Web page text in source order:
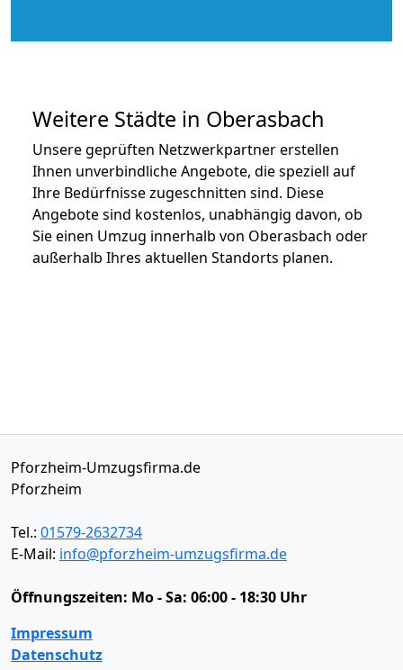
Weitere Städte in Oberasbach
Unsere geprüften Netzwerkpartner erstellen
Ihnen unverbindliche Angebote, die speziell auf
Ihre Bedürfnisse zugeschnitten sind. Diese
Angebote sind kostenlos, unabhängig davon, ob
Sie einen Umzug innerhalb von Oberasbach oder
außerhalb Ihres aktuellen Standorts planen.
Pforzheim-Umzugsfirma.de
Pforzheim
Tel.: 01579-2632734
E-Mail: info@pforzheim-umzugsfirma.de
Öffnungszeiten: Mo - Sa: 06:00 - 18:30 Uhr
Impressum
Datenschutz